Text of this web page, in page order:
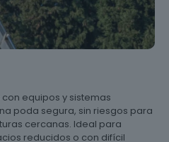
equipos y sistemas
poda segura, sin riesgos para
cercanas. Ideal para
reducidos o con difícil